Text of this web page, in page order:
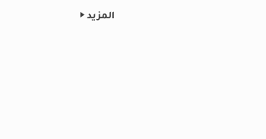
المزيد